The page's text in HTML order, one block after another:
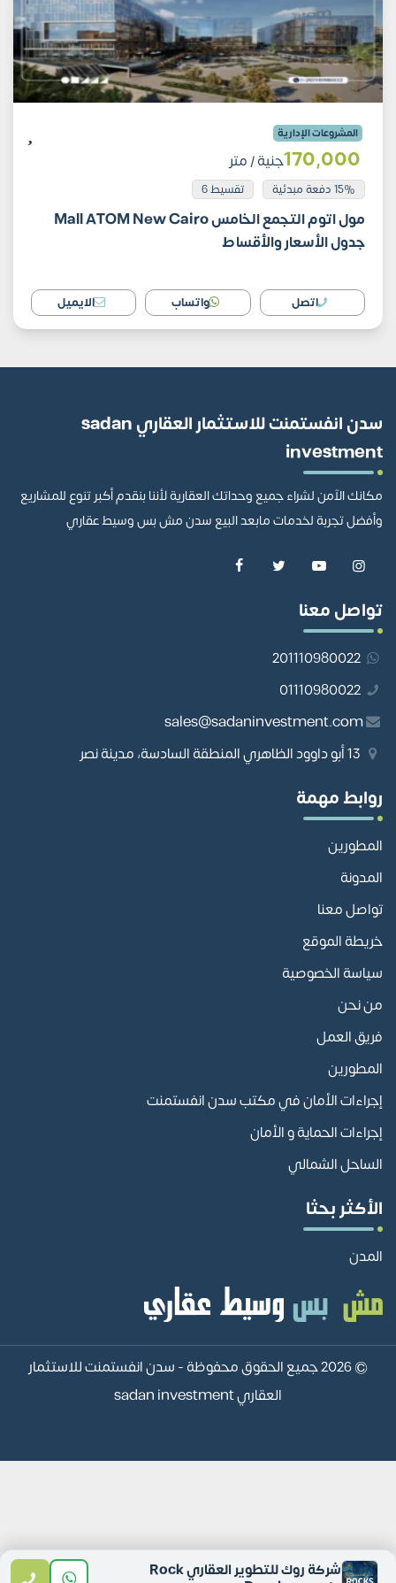
المشروعات الإدارية
170٬000جنية/ متر
15% دفعة مبدئية تقسيط 6
مول اتوم التجمع الخامس Mall ATOM New Cairo
جدول الأسعار والأقساط
اتصل واتساب الايميل
سدن انفستمنت للاستثمار العقاري sadan
investment
مكانك الآمن لشراء جميع وحداتك العقارية لأننا بنقدم أكبر تنوع للمشاريع
وأفضل تجربة لخدمات مابعد البيع سدن مش بس وسيط عقاري
تواصل معنا
201110980022
01110980022
sales@sadaninvestment.com
روابط مهمة
المطورين
المدونة
تواصل معنا
خريطة الموقع
سياسة الخصوصية
من نحن
فريق العمل
المطورين
إجراءات الأمان في مكتب سدن انفستمنت
إجراءات الحماية و الأمان
الساحل الشمالي
الأكثر بحثا
المدن
© 2026 جميع الحقوق محفوظة -
سدن انفستمنت للاستثمار
العقاري sadan investment
شركة روك للتطوير العقاري Rock